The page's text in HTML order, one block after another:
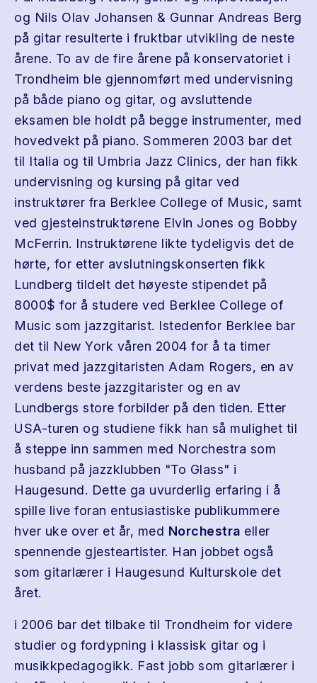
og Nils Olav Johansen & Gunnar Andreas Berg
på gitar resulterte i fruktbar utvikling de neste
årene. To av de fire årene på konservatoriet i
Trondheim ble gjennomført med undervisning
på både piano og gitar, og avsluttende
eksamen ble holdt på begge instrumenter, med
hovedvekt på piano. Sommeren 2003 bar det
til Italia og til Umbria Jazz Clinics, der han fikk
undervisning og kursing på gitar ved
instruktører fra Berklee College of Music, samt
ved gjesteinstruktørene Elvin Jones og Bobby
McFerrin. Instruktørene likte tydeligvis det de
hørte, for etter avslutningskonserten fikk
Lundberg tildelt det høyeste stipendet på
8000$ for å studere ved Berklee College of
Music som jazzgitarist. Istedenfor Berklee bar
det til New York våren 2004 for å ta timer
privat med jazzgitaristen Adam Rogers, en av
verdens beste jazzgitarister og en av
Lundbergs store forbilder på den tiden. Etter
USA-turen og studiene fikk han så mulighet til
å steppe inn sammen med Norchestra som
husband på jazzklubben "To Glass" i
Haugesund. Dette ga uvurderlig erfaring i å
spille live foran entusiastiske publikummere
hver uke over et år, med Norchestra eller
spennende gjesteartister. Han jobbet også
som gitarlærer i Haugesund Kulturskole det
året.
i 2006 bar det tilbake til Trondheim for videre
studier og fordypning i klassisk gitar og i
musikkpedagogikk. Fast jobb som gitarlærer i